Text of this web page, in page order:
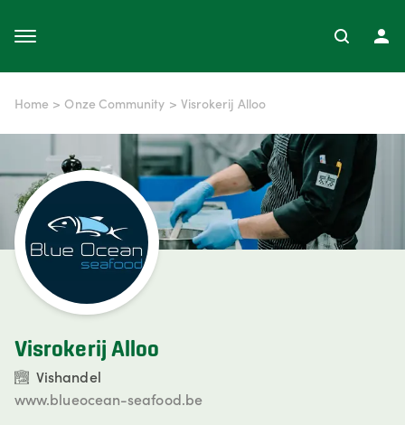
Home > Onze Community > Visrokerij Alloo
Visrokerij Alloo
Vishandel
www.blueocean-seafood.be